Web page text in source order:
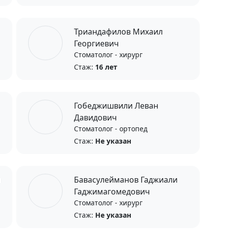
Триандафилов Михаил
Георгиевич
Стоматолог - хирург
Стаж: 16 лет
Гобеджишвили Леван
Давидович
Стоматолог - ортопед
Стаж: Не указан
Бавасулейманов Гаджиали
Гаджимагомедович
Стоматолог - хирург
Стаж: Не указан